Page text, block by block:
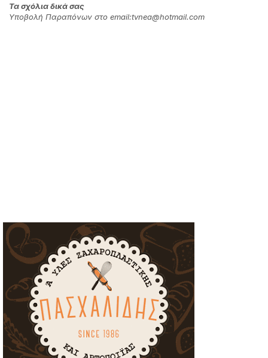
Τα σχόλια δικά σας
Υποβολή Παραπόνων στο email:tvnea@hotmail.com